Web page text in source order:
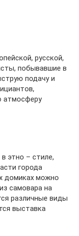
русской,
побывавшие в
подачу и
атмосферу
этно – стиле,
города
домиках можно
самовара на
различные виды
выставка